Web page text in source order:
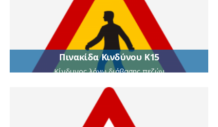
Πινακίδα Κινδύνου Κ15
Κίνδυνος λόγω διάβασης πεζών